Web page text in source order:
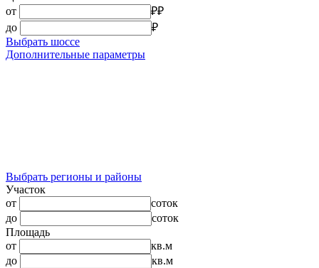
от
₽₽
до
₽
Выбрать шоссе
Дополнительные параметры
Выбрать регионы и районы
Участок
от
соток
до
соток
Площадь
от
кв.м
до
кв.м